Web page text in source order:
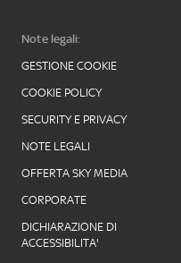
Note legali:
GESTIONE COOKIE
COOKIE POLICY
SECURITY E PRIVACY
NOTE LEGALI
OFFERTA SKY MEDIA
CORPORATE
DICHIARAZIONE DI
ACCESSIBILITA'